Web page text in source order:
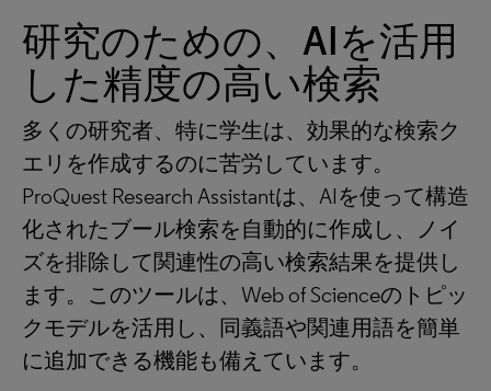
研究のための、AIを活用
した精度の高い検索
多くの研究者、特に学生は、効果的な検索ク
エリを作成するのに苦労しています。
ProQuest Research Assistantは、AIを使って構造
化されたブール検索を自動的に作成し、ノイ
ズを排除して関連性の高い検索結果を提供し
ます。このツールは、Web of Scienceのトピッ
クモデルを活用し、同義語や関連用語を簡単
に追加できる機能も備えています。